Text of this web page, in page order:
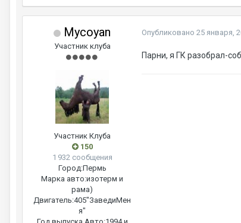
Mycoyan
Участник клуба
Участник Клуба
150
1 932 сообщения
Город:Пермь
Марка авто:изотерм и
рама)
Двигатель:405"ЗаведиМен
я"
Опубликовано 25 января,
Парни, я ГК разобрал-